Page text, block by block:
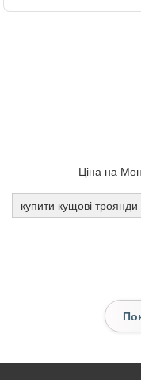
Ціна на
купити кущові троянди